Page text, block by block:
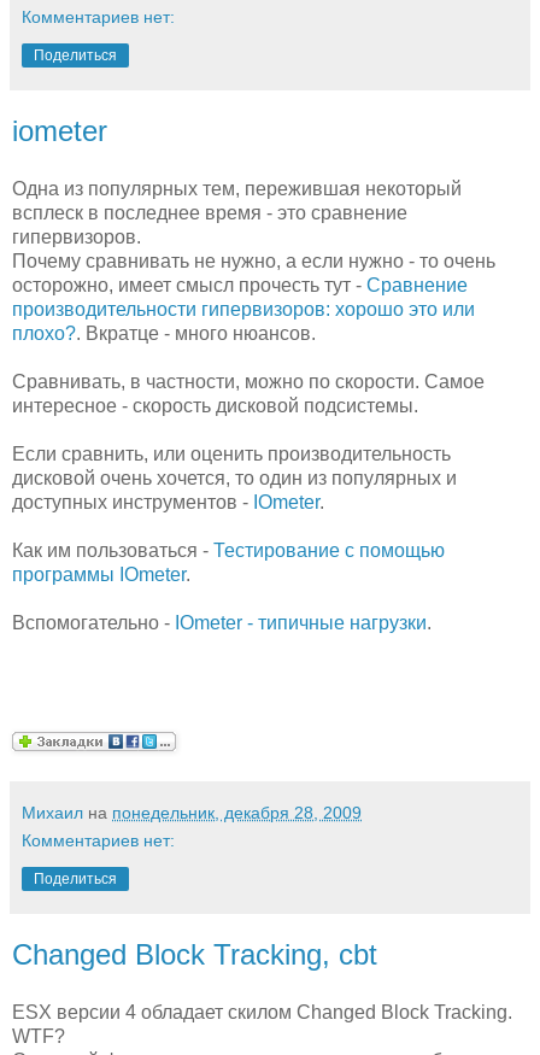
Комментариев нет:
Поделиться
iometer
Одна из популярных тем, пережившая некоторый
всплеск в последнее время - это сравнение
гипервизоров.
Почему сравнивать не нужно, а если нужно - то очень
осторожно, имеет смысл прочесть тут - Сравнение
производительности гипервизоров: хорошо это или
плохо?. Вкратце - много нюансов.
Сравнивать, в частности, можно по скорости. Самое
интересное - скорость дисковой подсистемы.
Если сравнить, или оценить производительность
дисковой очень хочется, то один из популярных и
доступных инструментов - IOmeter.
Как им пользоваться - Тестирование с помощью
программы IOmeter.
Вспомогательно - IOmeter - типичные нагрузки.
Михаил на понедельник, декабря 28, 2009
Комментариев нет:
Поделиться
Changed Block Tracking, cbt
ESX версии 4 обладает скилом Changed Block Tracking.
WTF?